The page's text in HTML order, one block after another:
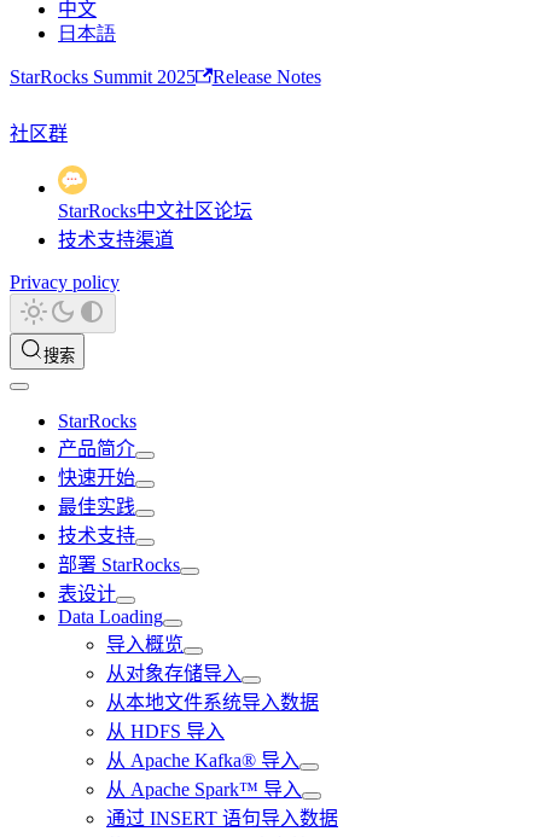
中文
日本語
StarRocks Summit 2025 Release Notes
社区群
StarRocks中文社区论坛
技术支持渠道
Privacy policy
搜索
StarRocks
产品简介
快速开始
最佳实践
技术支持
部署 StarRocks
表设计
Data Loading
导入概览
从对象存储导入
从本地文件系统导入数据
从 HDFS 导入
从 Apache Kafka® 导入
从 Apache Spark™ 导入
通过 INSERT 语句导入数据